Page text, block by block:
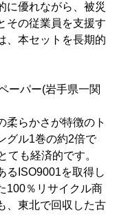
に優れながら、被災
その従業員を支援す
、本セットを長期的
ーパー(岩手県一関
らかさが特徴のト
グル1巻の約2倍で
ても経済的です。
ISO9001を取得し
100％リサイクル商
、東北で回収した古